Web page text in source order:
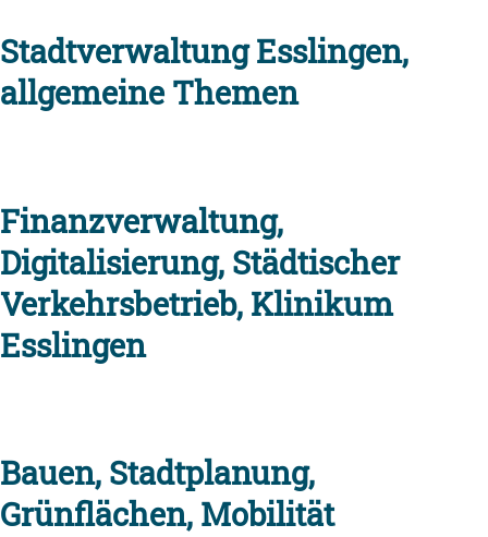
Stadtverwaltung Esslingen,
allgemeine Themen
Finanzverwaltung,
Digitalisierung, Städtischer
Verkehrsbetrieb, Klinikum
Esslingen
Bauen, Stadtplanung,
Grünflächen, Mobilität